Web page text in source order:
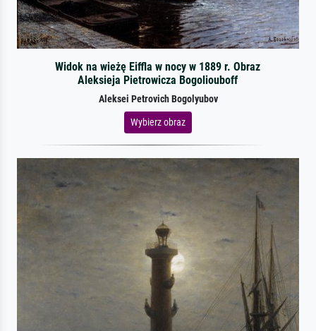
Widok na wieżę Eiffla w nocy w 1889 r. Obraz
Aleksieja Pietrowicza Bogoliouboff
Aleksei Petrovich Bogolyubov
Wybierz obraz